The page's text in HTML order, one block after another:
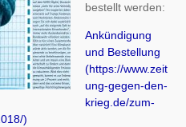
bestellt werden:
Ankündigung
und Bestellung
(https://www.zeit
ung-gegen-den-
krieg.de/zum-
)